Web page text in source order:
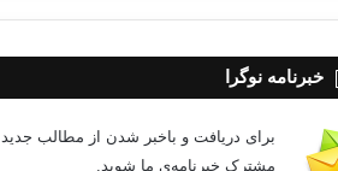
خبرنامه نوگرا
برای دریافت و باخبر شدن از مطالب جدید
مشترک خبرنامه‌ی ما شوید.